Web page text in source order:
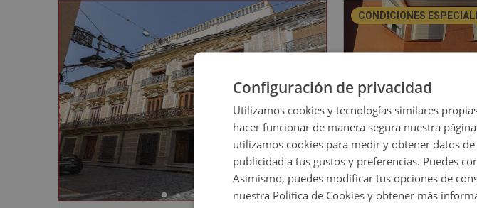
CONDICIONES
Configuración de privacidad
Utilizamos cookies y tecnologías similares
hacer funcionar de manera segura nuestra
utilizamos cookies para medir y obtener datos
publicidad a tus gustos y preferencias. Puedes
Asimismo, puedes modificar tus opciones de
nuestra Política de Cookies y obtener más